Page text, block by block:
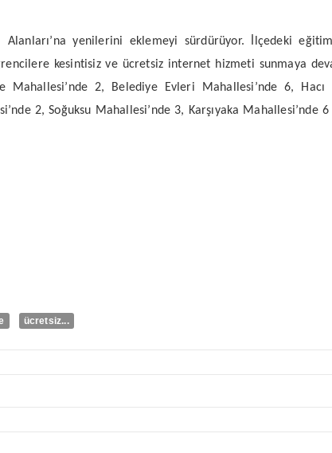
yenilerini eklemeyi sürdürüyor. İlçedeki
kesintisiz ve ücretsiz internet hizmeti sunmaya
Mahallesi’nde 2, Belediye Evleri Mahallesi’nde 6,
2, Soğuksu Mahallesi’nde 3, Karşıyaka
ücretsiz...